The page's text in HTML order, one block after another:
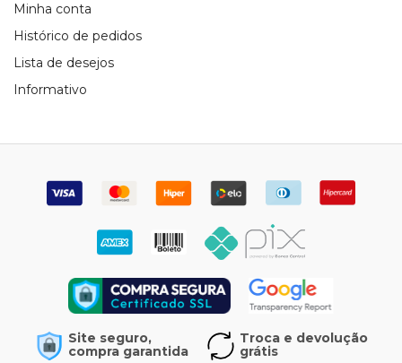
Minha conta
Histórico de pedidos
Lista de desejos
Informativo
Site seguro,
compra garantida
Troca e devolução
grátis